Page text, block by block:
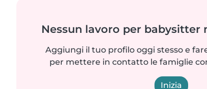
Nessun lavoro per babysitter
Aggiungi il tuo profilo oggi stesso e
per mettere in contatto le famiglie
Inizia